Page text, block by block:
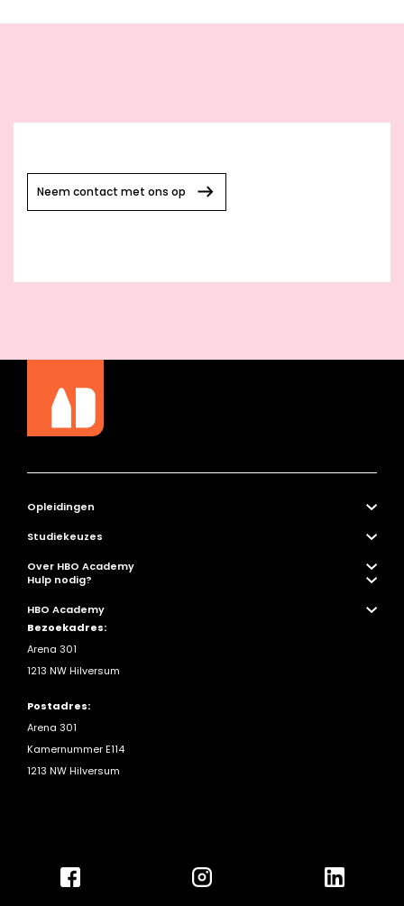
Neem contact met ons op
Opleidingen
Studiekeuzes
Over HBO Academy
Hulp nodig?
HBO Academy
Bezoekadres:
Arena 301
1213 NW Hilversum
Postadres:
Arena 301
Kamernummer E114
1213 NW Hilversum